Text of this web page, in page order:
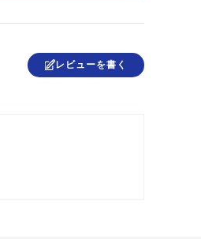
レビューを書く